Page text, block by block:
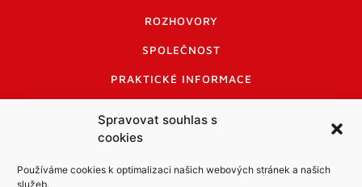
Spravovat souhlas s
cookies
Používáme cookies k optimalizaci našich webových stránek a našich
služeb.
ROZHOVORY
SPOLEČNOST
PRAKTICKÉ INFORMACE
INFORMACE A KODEX DISKUTUJÍCÍCH
LOGO A LOGO MANUÁL